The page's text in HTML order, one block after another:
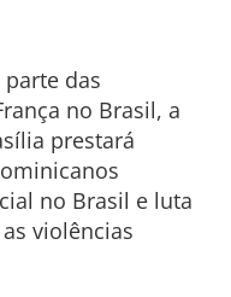
parte das
no Brasil, a
prestará
no Brasil e luta
violências